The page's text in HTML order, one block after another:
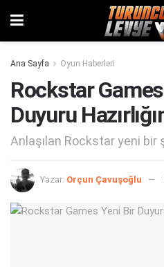
Ana Sayfa Oyun Haberleri
Rockstar
Duyuru
Anlaşılan Rockstar yeni bir
Yazar: Orçun Çavuşoğlu